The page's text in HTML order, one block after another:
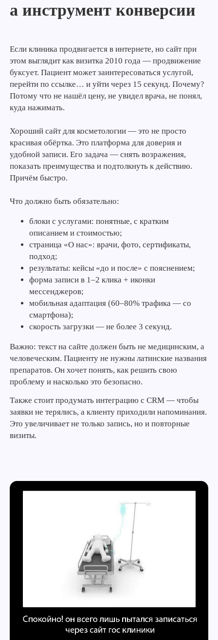
а инструмент конверсии
Если клиника продвигается в интернете, но сайт при
этом выглядит как визитка 2010 года — продвижение
буксует. Пациент может заинтересоваться услугой,
перейти по ссылке… и уйти через 15 секунд. Почему?
Потому что не нашёл цену, не увидел врача, не понял,
куда нажимать.
Хороший сайт для косметологии — это не просто
красивая обёртка. Это платформа для доверия и
удобной записи. Его задача — снять возражения,
показать преимущества и подтолкнуть к действию.
Причём быстро.
Что должно быть обязательно:
блоки с услугами: понятные, с кратким
описанием и стоимостью;
страница «О нас»: врачи, фото, сертификаты,
подход;
результаты: кейсы «до и после» с пояснением;
форма записи в 1–2 клика + иконки
мессенджеров;
мобильная адаптация (60–80% трафика — со
смартфона);
скорость загрузки — не более 3 секунд.
Важно: текст на сайте должен быть не медицинским, а
человеческим. Пациенту не нужны латинские названия
препаратов. Он хочет понять, как решить свою
проблему и насколько это безопасно.
Также стоит продумать интеграцию с CRM — чтобы
заявки не терялись, а клиенту приходили напоминания.
Это увеличивает не только запись, но и повторные
визиты.